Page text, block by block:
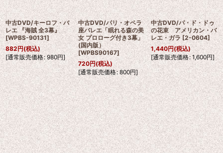
中古DVD/キーロフ・バ
レエ 『海賊 全3幕』
[WPBS-90131]
882円(税込)
[通常販売価格: 980円]
中古DVD/パリ・オペラ
座バレエ「眠れる森の美
女 プロローグ付き3幕」
(国内版）
[WPBS90167]
720円(税込)
[通常販売価格: 800円]
中古DVD/パ・ド・ドゥ
の花束 アメリカン・バ
レエ・ガラ [2-0604]
1,440円(税込)
[通常販売価格: 1,600円]